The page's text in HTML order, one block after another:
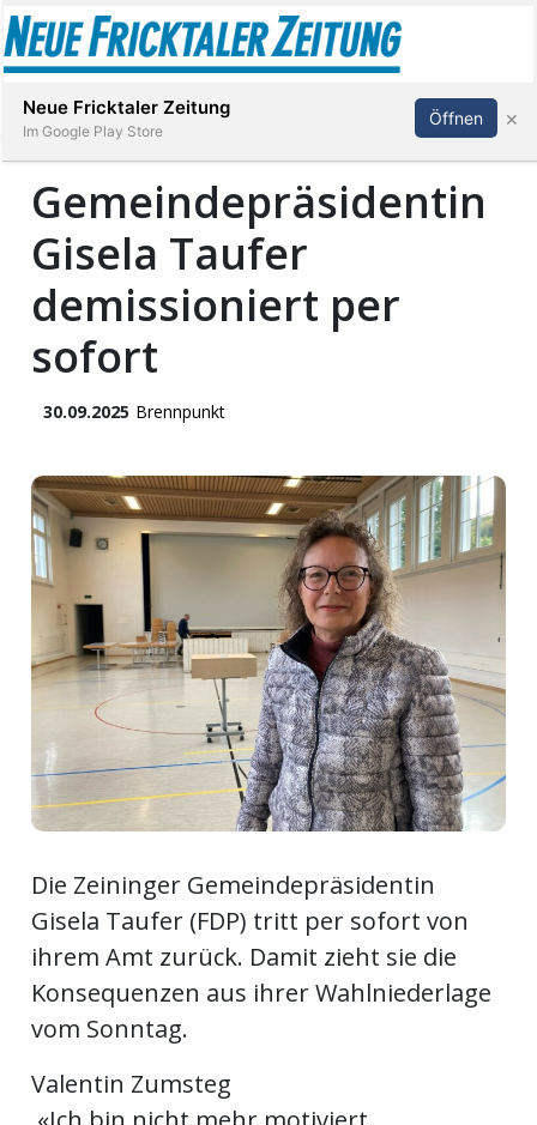
Stellen
App
Abonnieren Anmelden
Gemeindepräsidentin
Gisela Taufer
demissioniert per
sofort
30.09.2025 Brennpunkt
Die Zeininger Gemeindepräsidentin
Gisela Taufer (FDP) tritt per sofort von
ihrem Amt zurück. Damit zieht sie die
Konsequenzen aus ihrer Wahlniederlage
vom Sonntag.
Valentin Zumsteg
Neue Fricktaler Zeitung
Im Google Play Store
Öffnen ×